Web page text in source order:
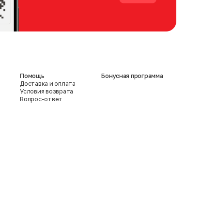
Помощь
Доставка и оплата
Условия возврата
Вопрос-ответ
Бонусная программа